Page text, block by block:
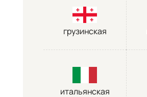
грузинская
итальянская